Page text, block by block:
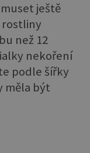
ještě
rostliny
než 12
nekoření
podle šířky
měla být